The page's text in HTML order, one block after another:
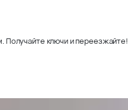
Получайте ключи и переезжайте!